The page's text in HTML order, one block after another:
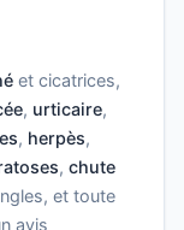
et cicatrices,
, urticaire,
, herpès,
, chute
et toute
avis